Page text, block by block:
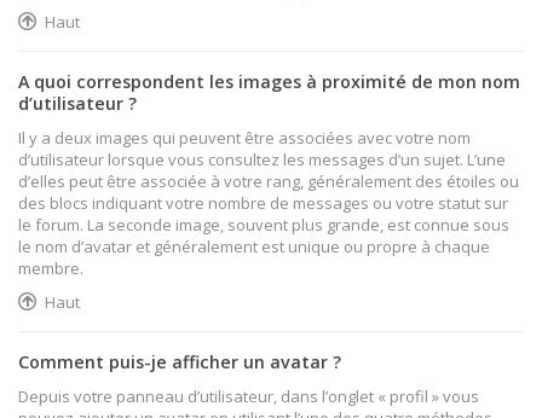
Haut
A quoi correspondent les images à proximité de mon nom
d’utilisateur ?
Il y a deux images qui peuvent être associées avec votre nom
d’utilisateur lorsque vous consultez les messages d’un sujet. L’une
d’elles peut être associée à votre rang, généralement des étoiles ou
des blocs indiquant votre nombre de messages ou votre statut sur
le forum. La seconde image, souvent plus grande, est connue sous
le nom d’avatar et généralement est unique ou propre à chaque
membre.
Haut
Comment puis-je afficher un avatar ?
Depuis votre panneau d’utilisateur, dans l’onglet « profil » vous